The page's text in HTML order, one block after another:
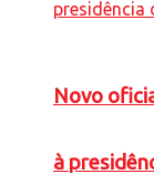
Novo
à